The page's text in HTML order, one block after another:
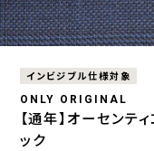
インビジブル仕様対象
ONLY ORIGINAL
【通年】オーセンテ
ック